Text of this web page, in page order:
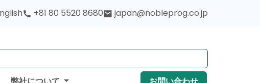
+81 80 5520 8680 japan@nobleprog.co.jp